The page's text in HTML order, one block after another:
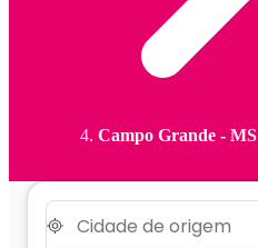
Campo Grande - MS